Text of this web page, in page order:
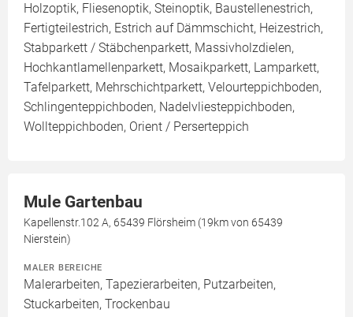
Holzoptik, Fliesenoptik, Steinoptik, Baustellenestrich,
Fertigteilestrich, Estrich auf Dämmschicht, Heizestrich,
Stabparkett / Stäbchenparkett, Massivholzdielen,
Hochkantlamellenparkett, Mosaikparkett, Lamparkett,
Tafelparkett, Mehrschichtparkett, Velourteppichboden,
Schlingenteppichboden, Nadelvliesteppichboden,
Wollteppichboden, Orient / Perserteppich
Mule Gartenbau
Kapellenstr.102 A, 65439 Flörsheim (19km von 65439
Nierstein)
MALER BEREICHE
Malerarbeiten, Tapezierarbeiten, Putzarbeiten,
Stuckarbeiten, Trockenbau